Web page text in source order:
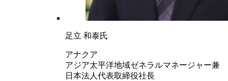
足立 和泰氏
アナクア
アジア太平洋地域ゼネラルマネージャー兼
日本法人代表取締役社長